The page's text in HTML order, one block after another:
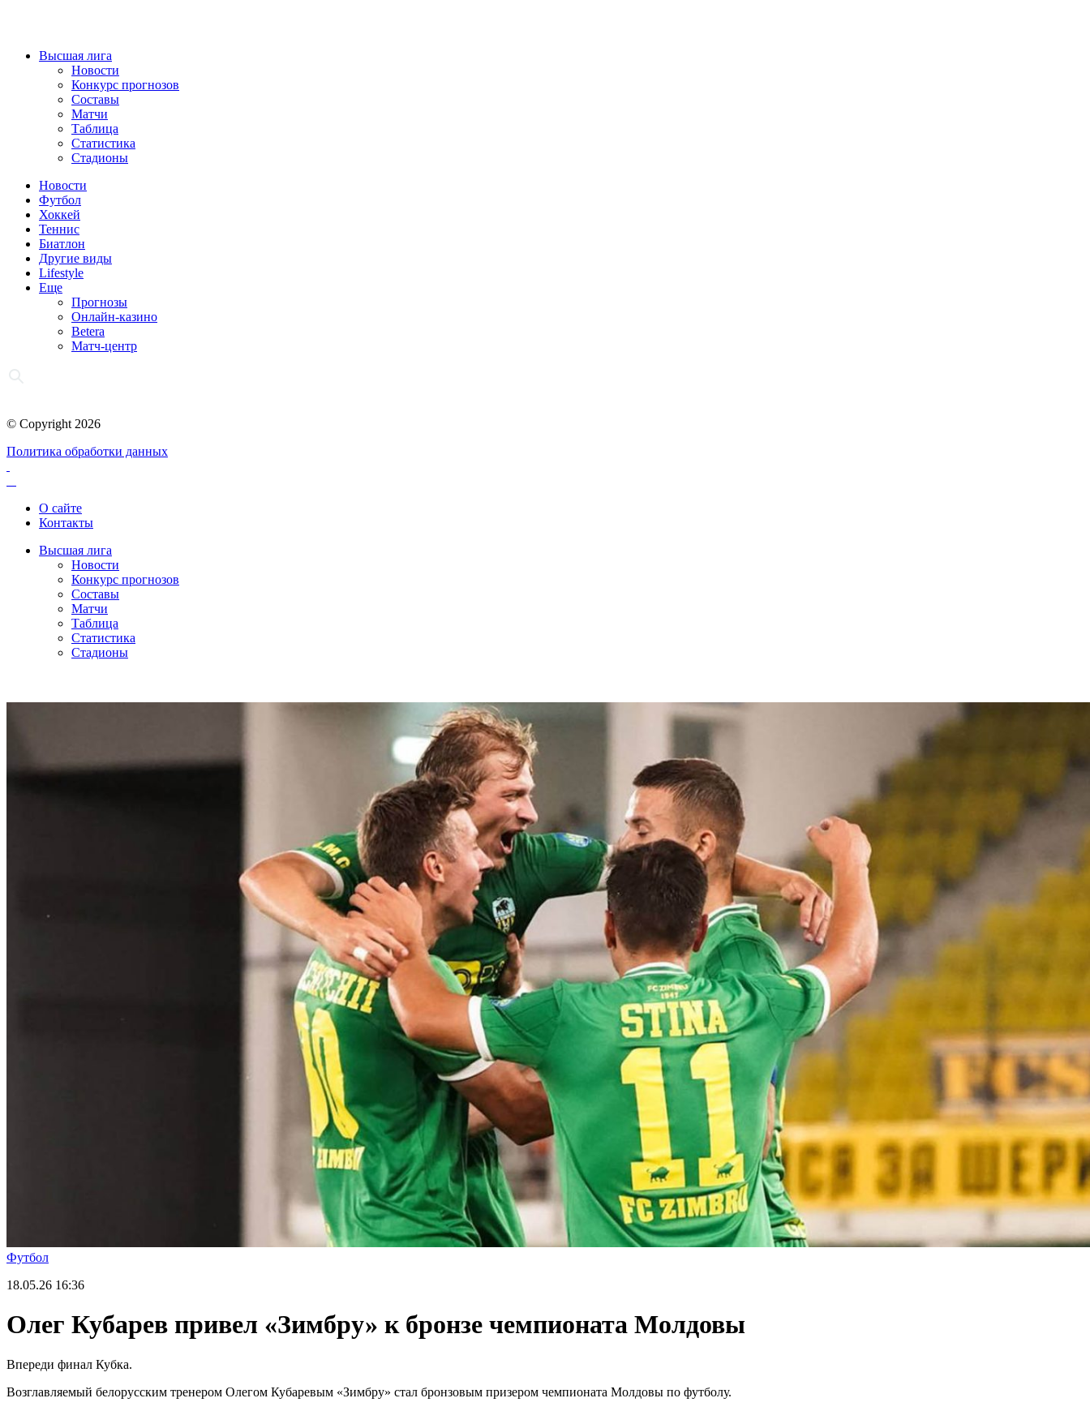
Высшая лига
Новости
Конкурс прогнозов
Составы
Матчи
Таблица
Статистика
Стадионы
Новости
Футбол
Хоккей
Теннис
Биатлон
Другие виды
Lifestyle
Еще
Прогнозы
Онлайн-казино
Betera
Матч-центр
© Copyright 2026
Политика обработки данных
О сайте
Контакты
Высшая лига
Новости
Конкурс прогнозов
Составы
Матчи
Таблица
Статистика
Стадионы
Футбол
18.05.26 16:36
Олег Кубарев привел «Зимбру» к бронзе чемпионата Молдовы
Впереди финал Кубка.
Возглавляемый белорусским тренером Олегом Кубаревым «Зимбру» стал бронзовым призером чемпионата Молдовы по футболу.